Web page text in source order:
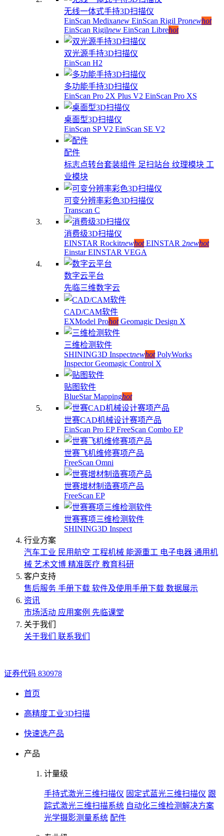
无线一体式手持3D扫描仪
EinScan Medixanew EinScan Rigil Pronewhot
EinScan Rigilnew EinScan Librehot
双光源手持3D扫描仪
EinScan H2
多功能手持3D扫描仪
EinScan Pro 2X Plus V2 EinScan Pro XS
桌面型3D扫描仪
EinScan SP V2 EinScan SE V2
配件
标志点转台套装组件 足扫站台 纹理模块 工
业模块
可变分辨率彩色3D扫描仪
Transcan C
消费级3D扫描仪
EINSTAR Rockitnewhot EINSTAR 2newhot
EinstarEINSTAR VEGA
数字云平台
先临三维数字云
CAD/CAM软件
EXModel Prohot Geomagic Design X
三维检测软件
SHINING3D Inspectnewhot PolyWorks
InspectorGeomagic Control X
贴图软件
BlueStar Mappinghot
世赛CAD机械设计赛项产品
EinScan Pro EPFreeScan Combo EP
世赛飞机维修赛项产品
FreeScan Omni
世赛增材制造赛项产品
FreeScan EP
世赛赛项三维检测软件
SHINING3D Inspect
行业方案
汽车工业 民用航空 工程机械 能源重工 电子电器 通用机
械 艺术文博 精准医疗 教育科研
客户支持
售后服务 手册下载 软件及使用手册下载 数据展示
资讯
市场活动 应用案例 先临课堂
关于我们
关于我们 联系我们
证券代码 830978
首页
高精度工业3D扫描
快速选产品
产品
计量级
手持式激光三维扫描仪 固定式蓝光三维扫描仪 跟
踪式激光三维扫描系统 自动化三维检测解决方案
光学摄影测量系统 配件